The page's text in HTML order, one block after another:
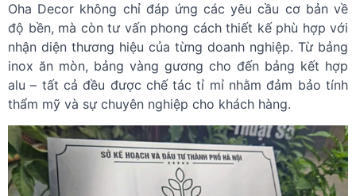
Oha Decor không chỉ đáp ứng các yêu cầu cơ bản về
độ bền, mà còn tư vấn phong cách thiết kế phù hợp với
nhận diện thương hiệu của từng doanh nghiệp. Từ bảng
inox ăn mòn, bảng vàng gương cho đến bảng kết hợp
alu – tất cả đều được chế tác tỉ mỉ nhằm đảm bảo tính
thẩm mỹ và sự chuyên nghiệp cho khách hàng.